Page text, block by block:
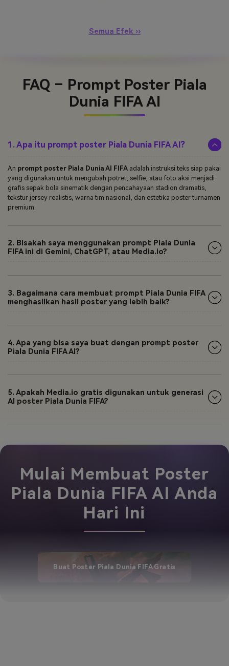
Semua Efek ››
FAQ – Prompt Poster Piala
Dunia FIFA AI
1. Apa itu prompt poster Piala Dunia FIFA AI?
An prompt poster Piala Dunia AI FIFA adalah instruksi teks siap pakai
yang digunakan untuk mengubah potret, selfie, atau foto aksi menjadi
grafis sepak bola sinematik dengan pencahayaan stadion dramatis,
tekstur jersey realistis, warna tim nasional, dan estetika poster turnamen
premium.
2. Bisakah saya menggunakan prompt Piala Dunia
FIFA ini di Gemini, ChatGPT, atau Media.io?
3. Bagaimana cara membuat prompt Piala Dunia FIFA
menghasilkan hasil poster yang lebih baik?
4. Apa yang bisa saya buat dengan prompt poster
Piala Dunia FIFA AI?
5. Apakah Media.io gratis digunakan untuk generasi
AI poster Piala Dunia FIFA?
Mulai Membuat Poster
Piala Dunia FIFA AI Anda
Hari Ini
Buat Poster Piala Dunia FIFA Gratis